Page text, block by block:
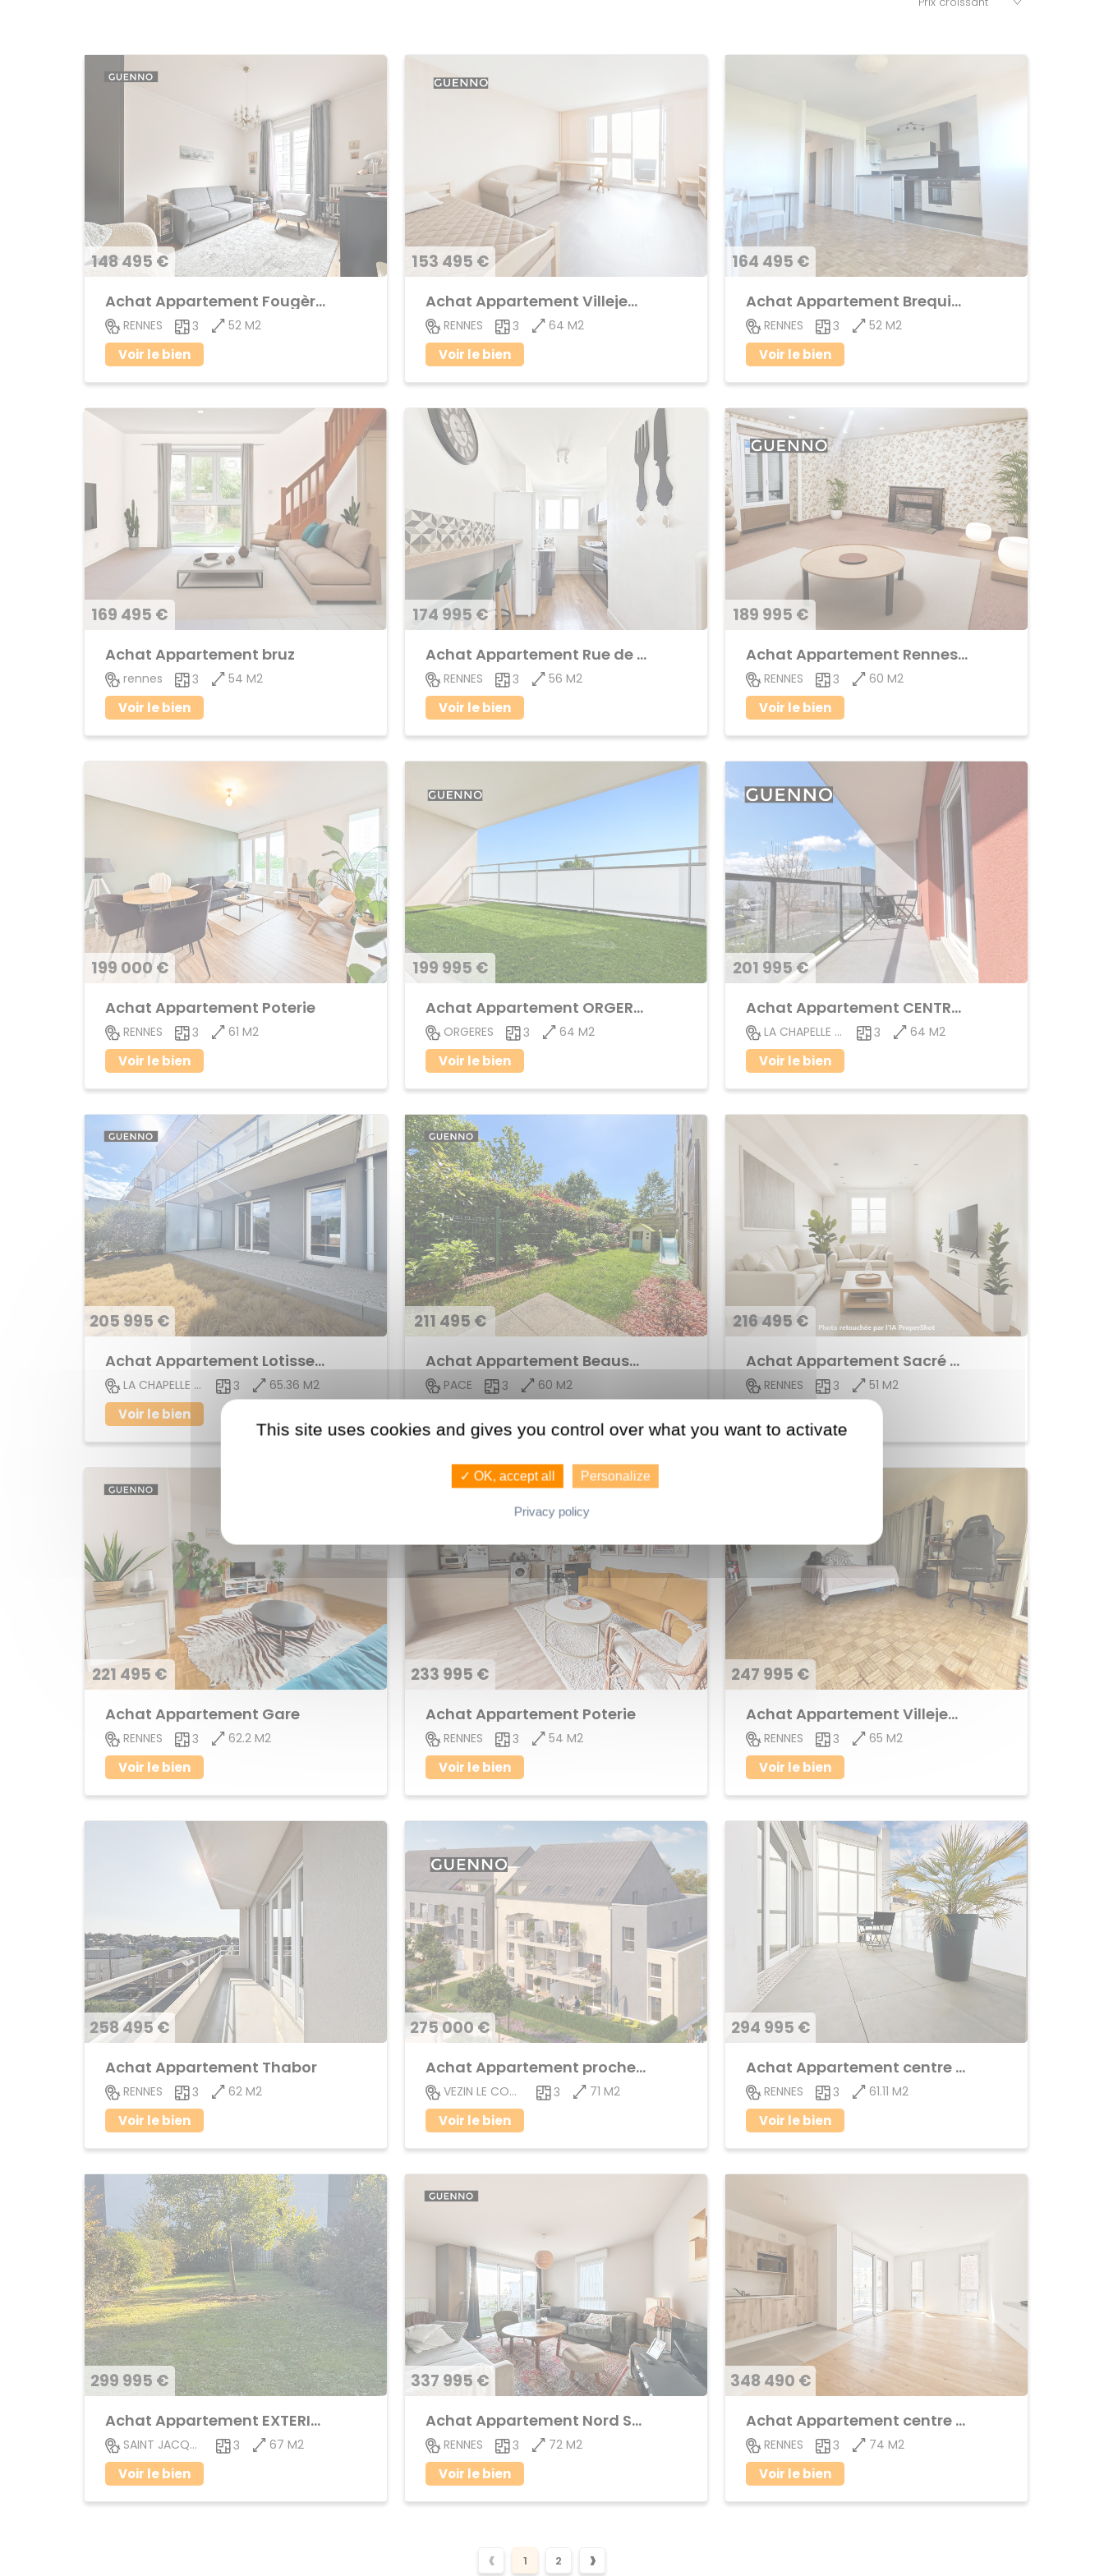
148 495 €
Achat Appartement Fougères
RENNES 3 52 M2
Voir le bien
153 495 €
Achat Appartement Villejean
RENNES 3 64 M2
Voir le bien
164 495 €
Achat Appartement Brequigny
RENNES 3 52 M2
Voir le bien
169 495 €
Achat Appartement bruz
rennes 3 54 M2
Voir le bien
174 995 €
Achat Appartement Rue de Nantes
RENNES 3 56 M2
Voir le bien
189 995 €
Achat Appartement Rennes-Cleunay
RENNES 3 60 M2
Voir le bien
199 000 €
Achat Appartement Poterie
RENNES 3 61 M2
Voir le bien
199 995 €
Achat Appartement ORGERES
ORGERES 3 64 M2
Voir le bien
201 995 €
Achat Appartement CENTRE VILLE
LA CHAPELLE DES FOUGERETZ 3 64 M2
Voir le bien
205 995 €
Achat Appartement Lotissement
LA CHAPELLE DES FOUGERETZ 3 65.36 M2
Voir le bien
211 495 €
Achat Appartement Beausoleil
PACE 3 60 M2
216 495 €
Achat Appartement Sacré Coeur
RENNES 3 51 M2
221 495 €
Achat Appartement Gare
RENNES 3 62.2 M2
Voir le bien
233 995 €
Achat Appartement Poterie
RENNES 3 54 M2
Voir le bien
247 995 €
Achat Appartement Villejean
RENNES 3 65 M2
Voir le bien
258 495 €
Achat Appartement Thabor
RENNES 3 62 M2
Voir le bien
275 000 €
Achat Appartement proche centre ville
VEZIN LE COQUET 3 71 M2
Voir le bien
294 995 €
Achat Appartement centre ville
RENNES 3 61.11 M2
Voir le bien
299 995 €
Achat Appartement EXTERIEUR
SAINT JACQUES DE LA LANDE 3 67 M2
Voir le bien
337 995 €
Achat Appartement Nord Saint-Martin
RENNES 3 72 M2
Voir le bien
348 490 €
Achat Appartement centre ville
RENNES 3 74 M2
Voir le bien
‹ 1 2 ›
This site uses cookies and gives you control over what you want to activate
✓ OK, accept all Personalize
Privacy policy